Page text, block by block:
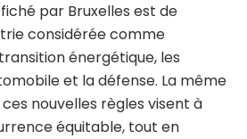
par Bruxelles est de
considérée comme
énergétique, les
et la défense. La même
nouvelles règles visent à
équitable, tout en